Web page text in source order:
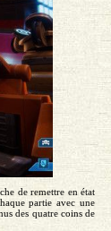
de remettre en état
partie avec une
des quatre coins de